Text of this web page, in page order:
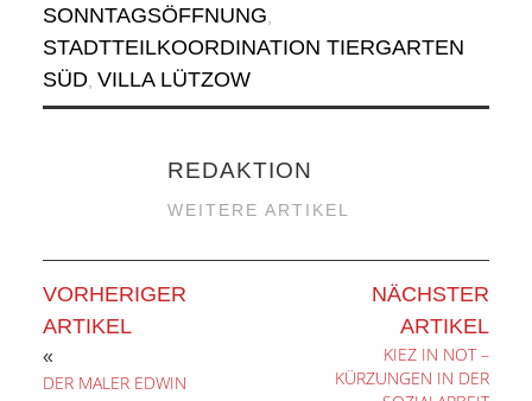
SONNTAGSÖFFNUNG,
STADTTEILKOORDINATION TIERGARTEN
SÜD, VILLA LÜTZOW
REDAKTION
WEITERE ARTIKEL
VORHERIGER
ARTIKEL
«
DER MALER EDWIN
NÄCHSTER
ARTIKEL
KIEZ IN NOT –
KÜRZUNGEN IN DER